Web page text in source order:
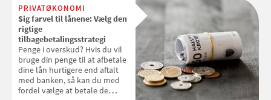
PRIVATØKONOMI
Sig farvel til lånene: Vælg den
rigtige
tilbagebetalingsstrategi
Penge i overskud? Hvis du vil
bruge din penge til at afbetale
dine lån hurtigere end aftalt
med banken, så kan du med
fordel vælge at betale de